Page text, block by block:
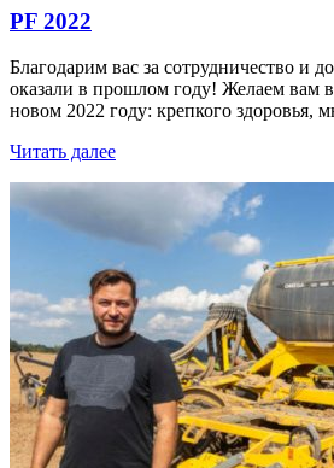
PF 2022
Благодарим вас за сотрудничество и
оказали в прошлом году! Желаем вам
новом 2022 году: крепкого здоровья,
Читать далее